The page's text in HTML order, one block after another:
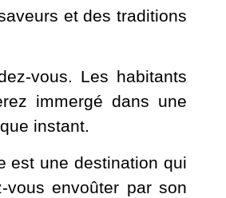
et des traditions
vous. Les habitants
immergé dans une
instant.
est une destination qui
envoûter par son